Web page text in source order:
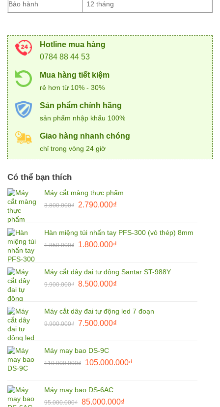
Bảo hành 12 tháng
Hotline mua hàng
0784 88 44 53
Mua hàng tiết kiệm
rẻ hơn từ 10% - 30%
Sản phẩm chính hãng
sản phẩm nhập khẩu 100%
Giao hàng nhanh chóng
chỉ trong vòng 24 giờ
Có thể bạn thích
Máy cắt màng thực phẩm
3.800.000₫
Giá
3.800.000₫.
2.790.000₫Giá
là:
2.790.000₫.
Hàn miệng túi nhấn tay PFS-300 (vỏ thép) 8mm
1.850.000₫
Giá
1.850.000₫.
1.800.000₫Giá
là:
1.800.000₫.
Máy cắt dây đai tự động Santar ST-988Y
9.900.000₫ Giá
9.900.000₫.
8.500.000₫Giá
là:
8.500.000₫.
Máy cắt dây đai tự động led 7 đoạn
9.900.000₫ Giá
9.900.000₫.
7.500.000₫Giá
7.500.000₫.
Máy may bao DS-9C
110.000.000₫
Giá
110.000.000₫.
105.000.000₫Giá
Máy may bao DS-6AC
95.000.000₫ Giá
85.000.000₫Giá